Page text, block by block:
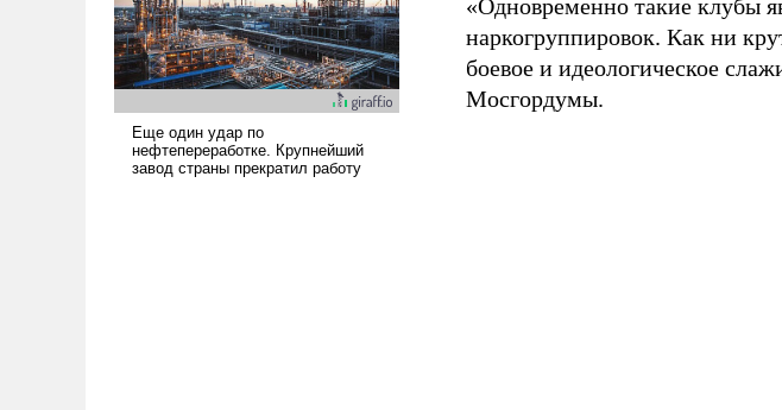
«Одновременно такие клубы
наркогруппировок. Как ни
боевое и идеологическое
Мосгордумы.